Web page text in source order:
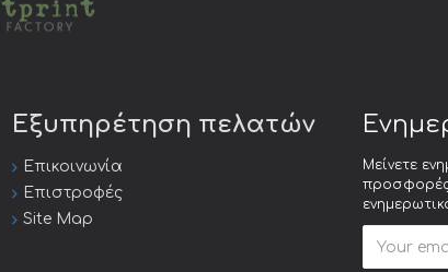
Εξυπηρέτηση πελατών
Επικοινωνία
Επιστροφές
Site Map
Μείνετε